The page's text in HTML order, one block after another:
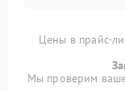
Цены в прайс-
Мы проверим